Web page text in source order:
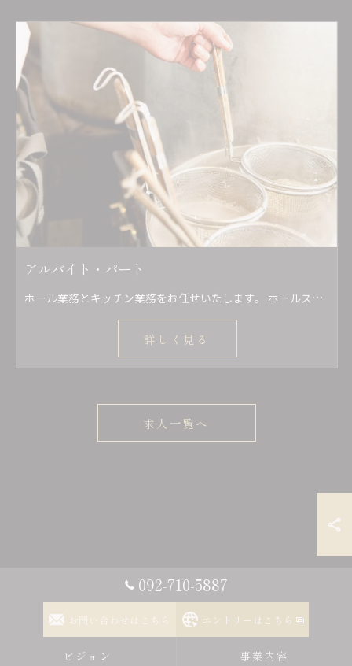
アルバイト・パート
ホール業務とキッチン業務をお任せいたします。 ホールスタッフとしてお客様の案内、料理配膳、オーダー取り、レジなどをお願いします。 キッチン業務としては簡単な仕込み、盛り付け、調理などを行っていただきます。
詳しく見る
求人一覧へ
092-710-5887
お問い合わせはこちら エントリーはこちら
ビジョン 事業内容